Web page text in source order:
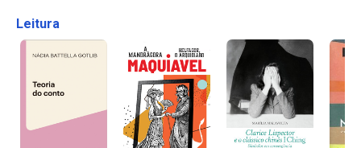
Leitura